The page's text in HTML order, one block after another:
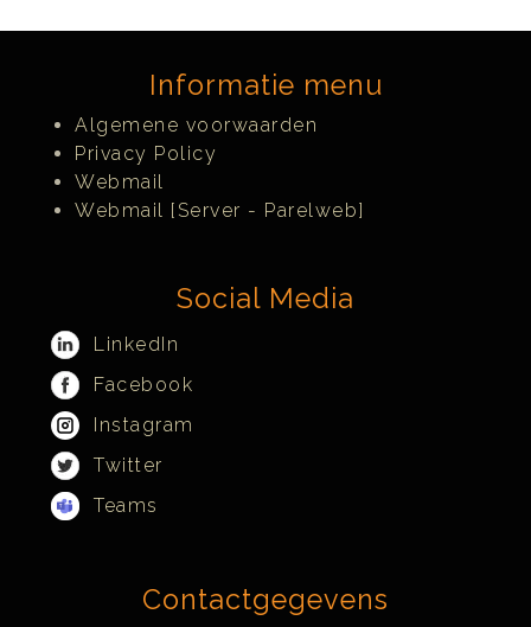
Informatie menu
Algemene voorwaarden
Privacy Policy
Webmail
Webmail [Server - Parelweb]
Social Media
LinkedIn
Facebook
Instagram
Twitter
Teams
Contactgegevens